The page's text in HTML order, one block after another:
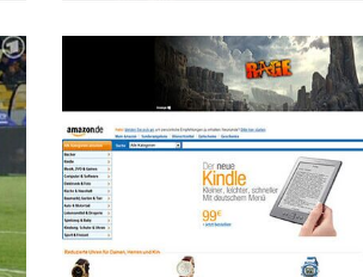
Rage Kampagne
für Cowana GmbH
Bethesda
Werbekampagne Konzeptarbeit
Programmierung